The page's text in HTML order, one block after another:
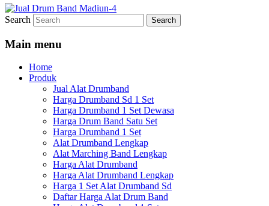
Search
Main menu
Home
Produk
Jual Alat Drumband
Harga Drumband Sd 1 Set
Harga Drumband 1 Set Dewasa
Harga Drum Band Satu Set
Harga Drumband 1 Set
Alat Drumband Lengkap
Alat Marching Band Lengkap
Harga Alat Drumband
Harga Alat Drumband Lengkap
Harga 1 Set Alat Drumband Sd
Daftar Harga Alat Drum Band